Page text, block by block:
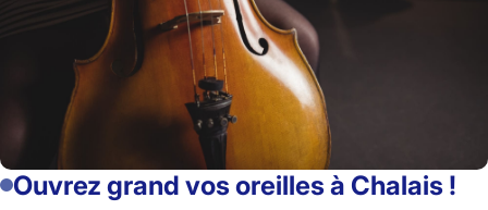
Ouvrez grand vos oreilles à Chalais !